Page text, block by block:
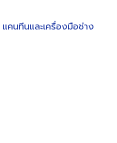
แคนทีนและเครื่องมือช่าง